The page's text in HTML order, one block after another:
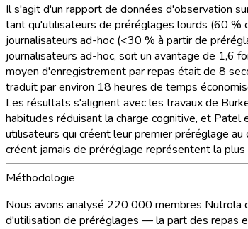
Il s'agit d'un rapport de données d'observation
tant qu'utilisateurs de préréglages lourds (60
journalisateurs ad-hoc (<30 % à partir de
journalisateurs ad-hoc, soit un avantage de 1,6
moyen d'enregistrement par repas était de 8
traduit par environ 18 heures de temps
Les résultats s'alignent avec les travaux de
habitudes réduisant la charge cognitive, et
utilisateurs qui créent leur premier préréglage
créent jamais de préréglage représentent la
Méthodologie
Nous avons analysé 220 000 membres
d'utilisation de préréglages — la part des repas